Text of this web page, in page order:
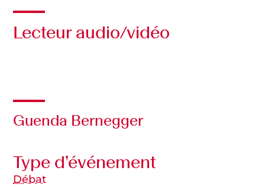
Lecteur audio/vidéo
Guenda Bernegger
Type d’événement
Débat